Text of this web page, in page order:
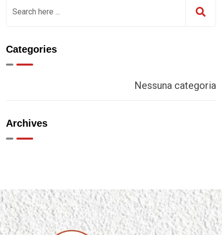
Categories
Nessuna categoria
Archives